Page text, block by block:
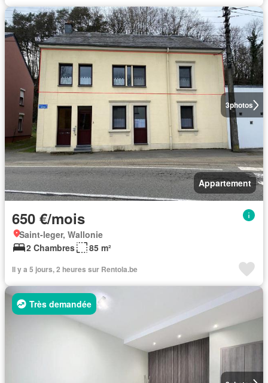
3photos
Appartement
650 €/mois
Saint-leger, Wallonie
2 Chambres
85 m²
Il y a 5 jours, 2 heures sur Rentola.be
Très demandée